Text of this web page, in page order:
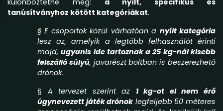
tanúsítványhoz kötött kategóriákat.
§ E csoportok közül várhatóan a nyílt kategória
lesz az, amelyik a legtöbb felhasználót érinti
majd,ugyanis ide tartoznak a 25 kg-nál kisebb
felszálló súlyú, javarészt boltban is beszerezhető
drónok.
§ A tervezet szerint az 1 kg-ot el nem érő
úgynevezett játék drónoklegfeljebb 50 méteres